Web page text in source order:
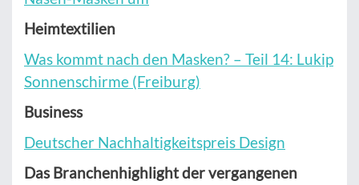
Heimtextilien
Was kommt nach den Masken? – Teil 14: Lukip
Sonnenschirme (Freiburg)
Business
Deutscher Nachhaltigkeitspreis Design
Das Branchenhighlight der vergangenen